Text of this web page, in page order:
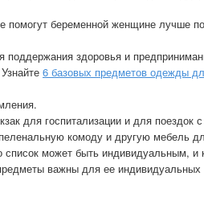
помогут беременной женщине лучше
поддержания здоровья и
6 базовых предметов одежды
для госпитализации и для поездок
комоду и другую мебель
список может быть индивидуальным,
важны для ее индивидуальных